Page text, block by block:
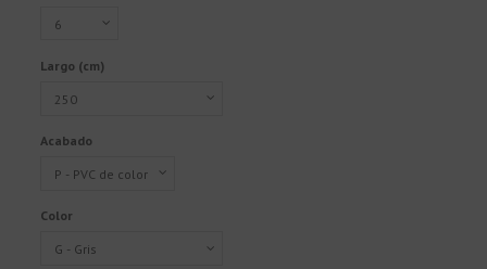
Largo (cm)
Acabado
Color